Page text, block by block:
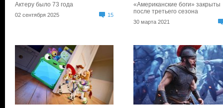
Актеру было 73 года
02 сентября 2025 15
«Американские боги» закрыты
после третьего сезона
30 марта 2021